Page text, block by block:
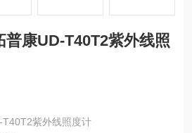
普康UD-T40T2紫外线照
紫外线照度计